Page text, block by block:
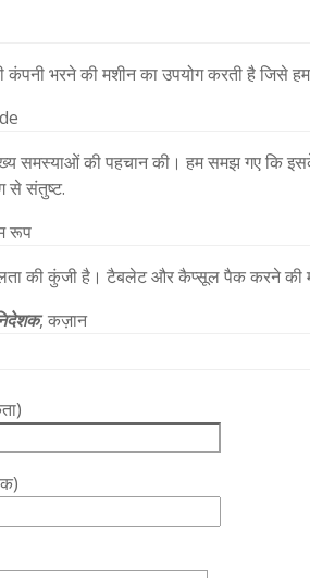
कंपनी भरने की मशीन का उपयोग करती है जिसे
समस्याओं की पहचान की। हम समझ गए कि
से संतुष्ट.
रूप
की कुंजी है। टैबलेट और कैप्सूल पैक करने की
, कज़ान